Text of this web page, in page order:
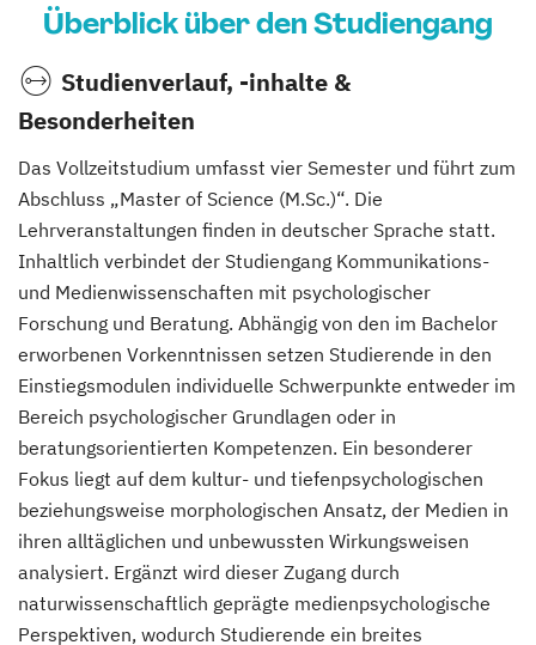
Überblick über den Studiengang
Studienverlauf, -inhalte &
Besonderheiten
Das Vollzeitstudium umfasst vier Semester und führt zum
Abschluss „Master of Science (M.Sc.)“. Die
Lehrveranstaltungen finden in deutscher Sprache statt.
Inhaltlich verbindet der Studiengang Kommunikations-
und Medienwissenschaften mit psychologischer
Forschung und Beratung. Abhängig von den im Bachelor
erworbenen Vorkenntnissen setzen Studierende in den
Einstiegsmodulen individuelle Schwerpunkte entweder im
Bereich psychologischer Grundlagen oder in
beratungsorientierten Kompetenzen. Ein besonderer
Fokus liegt auf dem kultur- und tiefenpsychologischen
beziehungsweise morphologischen Ansatz, der Medien in
ihren alltäglichen und unbewussten Wirkungsweisen
analysiert. Ergänzt wird dieser Zugang durch
naturwissenschaftlich geprägte medienpsychologische
Perspektiven, wodurch Studierende ein breites